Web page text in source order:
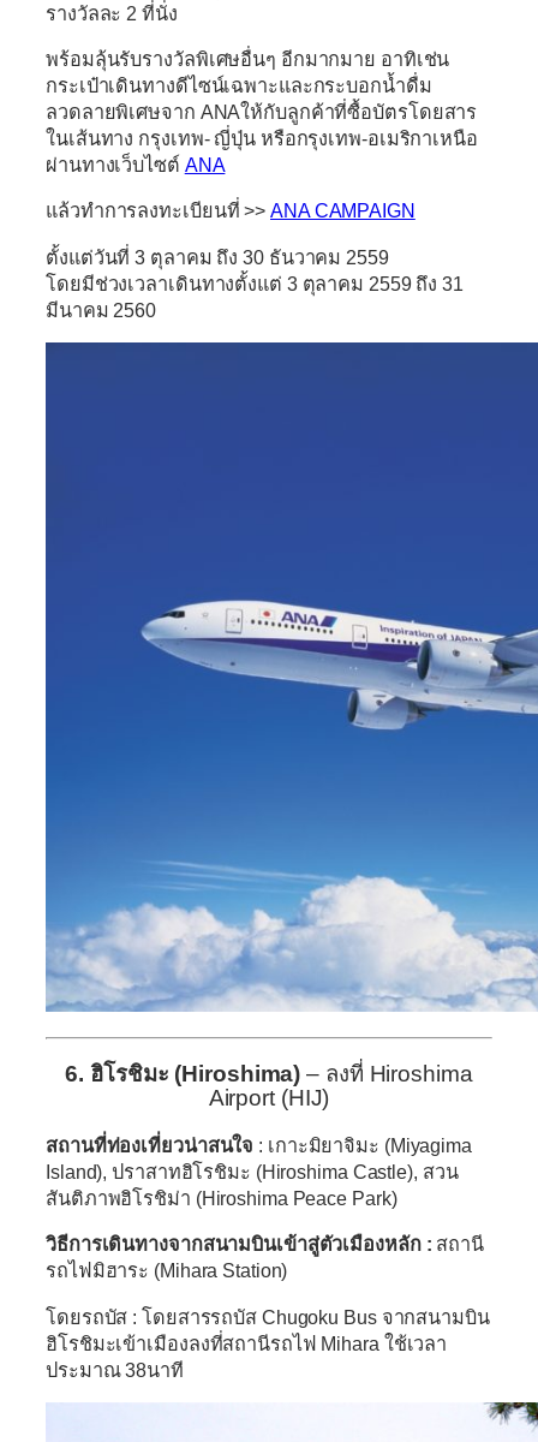
รางวัลละ 2 ที่นั่ง
พร้อมลุ้นรับรางวัลพิเศษอื่นๆ อีกมากมาย อาทิเช่น
กระเป๋าเดินทางดีไซน์เฉพาะและกระบอกน้ำดื่ม
ลวดลายพิเศษจาก ANAให้กับลูกค้าที่ซื้อบัตรโดยสาร
ในเส้นทาง กรุงเทพ- ญี่ปุ่น หรือกรุงเทพ-อเมริกาเหนือ
ผ่านทางเว็บไซต์ ANA
แล้วทำการลงทะเบียนที่ >> ANA CAMPAIGN
ตั้งแต่วันที่ 3 ตุลาคม ถึง30 ธันวาคม 2559
โดยมีช่วงเวลาเดินทางตั้งแต่ 3 ตุลาคม 2559 ถึง31
มีนาคม 2560
6. ฮิโรชิมะ (Hiroshima) – ลงที่ Hiroshima
Airport (HIJ)
สถานที่ท่องเที่ยวน่าสนใจ : เกาะมิยาจิมะ (Miyagima
Island), ปราสาทฮิโรชิมะ (Hiroshima Castle), สวน
สันติภาพฮิโรชิม่า (Hiroshima Peace Park)
วิธีการเดินทางจากสนามบินเข้าสู่ตัวเมืองหลัก : สถานี
รถไฟมิฮาระ (Mihara Station)
โดยรถบัส : โดยสารรถบัส Chugoku Bus จากสนามบิน
ฮิโรชิมะเข้าเมืองลงที่สถานีรถไฟ Mihara ใช้เวลา
ประมาณ 38นาที